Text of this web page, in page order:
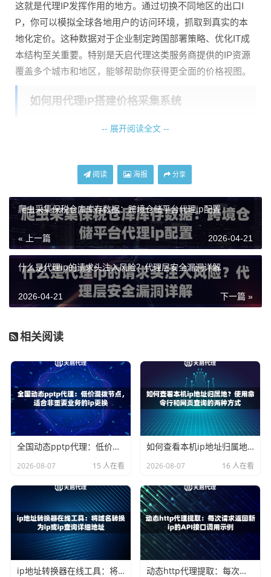
这就是代理IP发挥作用的地方。通过切换不同地区的出口I
P，你可以模拟全球各地用户的访问环境，抓取到真实的本
地化定价。这种数据对于企业制定跨国部署策略、优化IT成
本结构至关重要。特别是天启代理这类服务商提供的IP资源
覆盖多个城市和地区，能够帮助你获得更全面的价格视图。
如何用代理IP搭建价格采集系统
搭建一个高效的云服务价格监控系统，核心在于稳定、可靠
第一步：确定目标价格页面
oud等）的哪些产品页面。最好选择产品配置页面而非首
页，因为这些页面会直接显示具体价格。
第二步：选择代理IP类型
根据采集频率需求选择合适的IP类型：
推荐IP类
型
优势
时多次）
数次）
态IP
禁
特定地区长期监
控
独享固
定IP
完全独享，稳定性最高
天启代理提供的多种IP类型正好能满足这些不同场景。比如他们
的短效动态IP适合需要频繁更换IP的高频采集任务。
第三步：配置请求轮换策略
设置请求间隔：每个请求之间保留2-5秒间隔，避免触发
反爬机制
IP使用频率：单个IP不要连续访问同一网站，建议采集3
-5次后切换新IP
-- 展开阅读全文 --
阅读 海报 分享
爬虫采集保税仓库库存数据：跨境仓储平台代理ip配置
« 上一篇 2026-04-21
什么是代理ip的请求头注入风险？代理层安全漏洞详解
下一篇 »
2026-04-21
相关阅读
全国动态pptp代理：低价混拨节点，适合非重要业务的ip更换
2026-08-07 15 人在看
如何查看本机ip地址归属地？使用命令行和网页查询的两种方式
2026-08-07 16 人在看
ip地址转换器在线工具：将域名转换为ip或ip查询详细地址 动态http代理提取：每次请求返回新ip的API接口调用示例